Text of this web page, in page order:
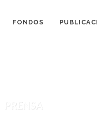
FONDOS
PRENSA